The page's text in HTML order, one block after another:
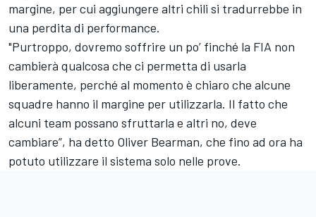
margine, per cui aggiungere altri chili si tradurrebbe in
una perdita di performance.
"Purtroppo, dovremo soffrire un po’ finché la FIA non
cambierà qualcosa che ci permetta di usarla
liberamente, perché al momento è chiaro che alcune
squadre hanno il margine per utilizzarla. Il fatto che
alcuni team possano sfruttarla e altri no, deve
cambiare”, ha detto Oliver Bearman, che fino ad ora ha
potuto utilizzare il sistema solo nelle prove.